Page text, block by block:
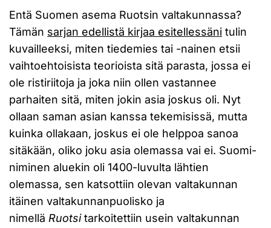
Entä Suomen asema Ruotsin valtakunnassa?
Tämän sarjan edellistä kirjaa esitellessäni tulin
kuvailleeksi, miten tiedemies tai -nainen etsii
vaihtoehtoisista teorioista sitä parasta, jossa ei
ole ristiriitoja ja joka niin ollen vastannee
parhaiten sitä, miten jokin asia joskus oli. Nyt
ollaan saman asian kanssa tekemisissä, mutta
kuinka ollakaan, joskus ei ole helppoa sanoa
sitäkään, oliko joku asia olemassa vai ei. Suomi-
niminen aluekin oli 1400-luvulta lähtien
olemassa, sen katsottiin olevan valtakunnan
itäinen valtakunnanpuolisko ja
nimellä Ruotsitarkoitettiin usein valtakunnan